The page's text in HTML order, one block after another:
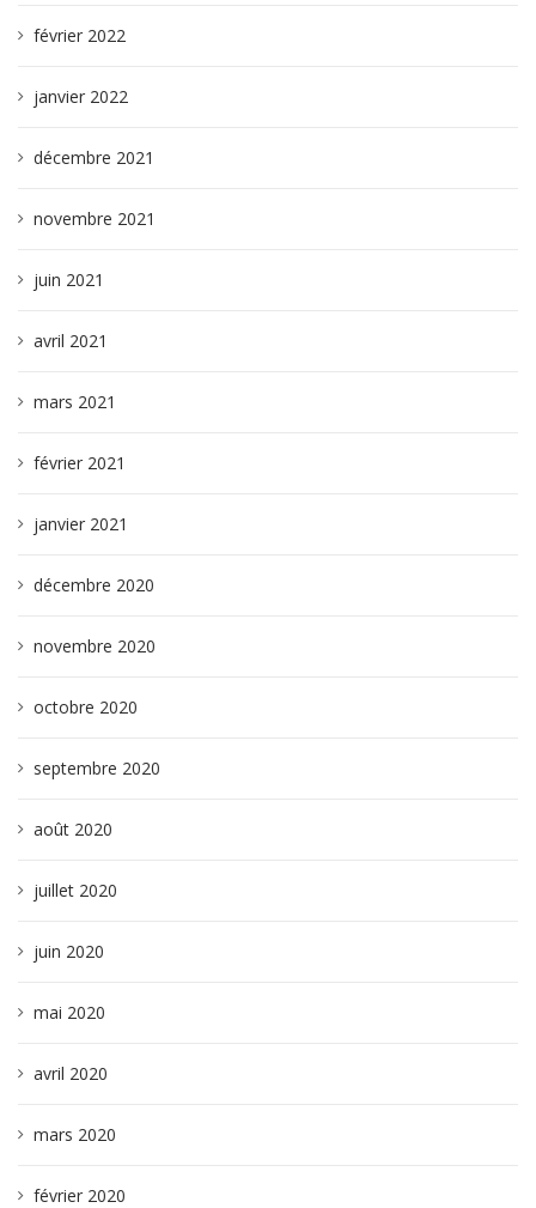
février 2022
janvier 2022
décembre 2021
novembre 2021
juin 2021
avril 2021
mars 2021
février 2021
janvier 2021
décembre 2020
novembre 2020
octobre 2020
septembre 2020
août 2020
juillet 2020
juin 2020
mai 2020
avril 2020
mars 2020
février 2020